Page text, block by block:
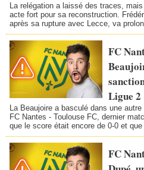
La relégation a laissé des traces,
acte fort pour sa reconstruction.
après sa rupture avec Lecce, va
FC
Ligue 2
La Beaujoire a basculé dans une
FC Nantes - Toulouse FC, dernier
que le score était encore de 0-0 et
FC